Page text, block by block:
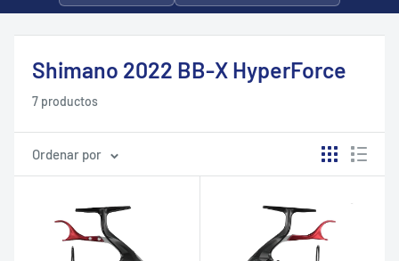
Shimano 2022 BB-X HyperForce
7 productos
Ordenar por